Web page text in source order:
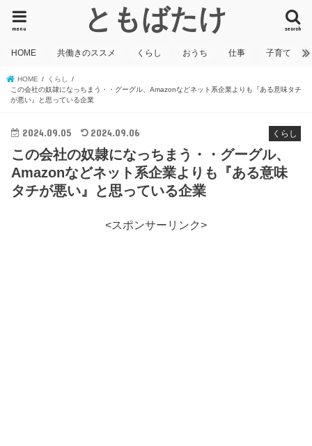
ともばたけ search
menu
HOME 共働きのススメ くらし おうち 仕事 子育て
HOME
くらし
この会社の奴隷になっちまう・・グーグル、Amazonなどネット系企業よりも『ある意味タチ
が悪い』と思っている企業
くらし
2024.09.05 2024.09.06
この会社の奴隷になっちまう・・グーグル、
Amazonなどネット系企業よりも『ある意味
タチが悪い』と思っている企業
<スポンサーリンク>